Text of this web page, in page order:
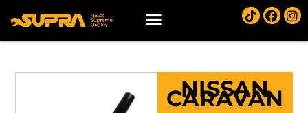
NISSAN
CARAVAN